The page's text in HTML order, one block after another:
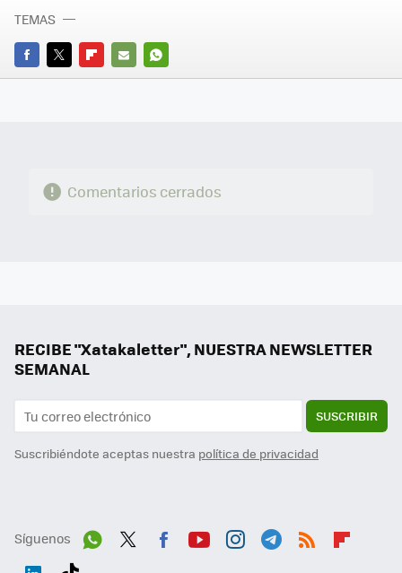
FACEBOOK
TWITTERFLIPBOARD
E-
WHATSAPP
TEMAS
Comentarios cerrados
RECIBE "Xatakaletter", NUESTRA NEWSLETTER
SEMANAL
SUSCRIBIR
Suscribiéndote aceptas nuestra política de privacidad
Síguenos